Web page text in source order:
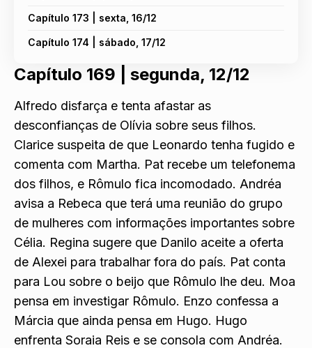
Capítulo 173 | sexta, 16/12
Capítulo 174 | sábado, 17/12
Capítulo 169 | segunda, 12/12
Alfredo disfarça e tenta afastar as
desconfianças de Olívia sobre seus filhos.
Clarice suspeita de que Leonardo tenha fugido e
comenta com Martha. Pat recebe um telefonema
dos filhos, e Rômulo fica incomodado. Andréa
avisa a Rebeca que terá uma reunião do grupo
de mulheres com informações importantes sobre
Célia. Regina sugere que Danilo aceite a oferta
de Alexei para trabalhar fora do país. Pat conta
para Lou sobre o beijo que Rômulo lhe deu. Moa
pensa em investigar Rômulo. Enzo confessa a
Márcia que ainda pensa em Hugo. Hugo
enfrenta Soraia Reis e se consola com Andréa.